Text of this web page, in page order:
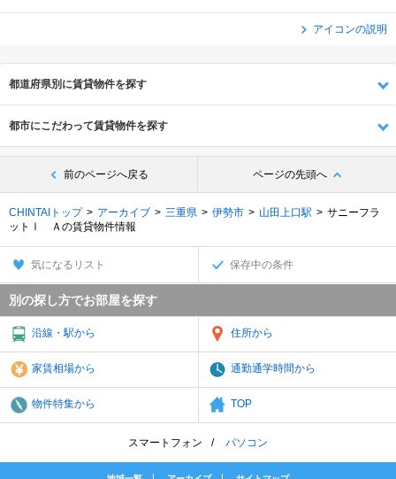
アイコンの説明
都道府県別に賃貸物件を探す
都市にこだわって賃貸物件を探す
前のページへ戻る ページの先頭へ
CHINTAIトップ アーカイブ 三重県 伊勢市 山田上口駅
サニーフラ
ットⅠ Ａの賃貸物件情報
気になるリスト 保存中の条件
別の探し方でお部屋を探す
沿線・駅から 住所から
家賃相場から 通勤通学時間から
物件特集から TOP
スマートフォン パソコン